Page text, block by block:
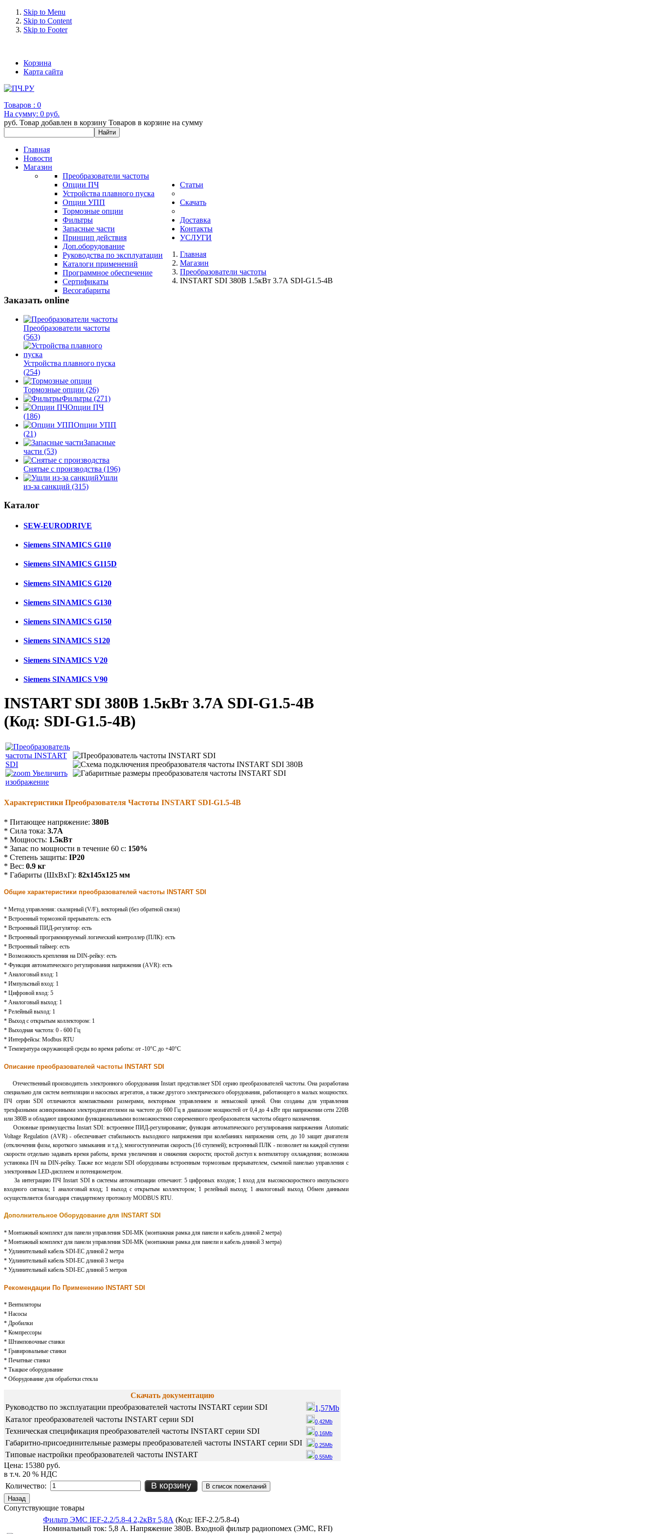
Skip to Menu
Skip to Content
Skip to Footer
Корзина
Карта сайта
Товаров : 0
На сумму: 0 руб.
руб. Товар добавлен в корзину Товаров в корзине на сумму
Главная
Новости
Магазин
Преобразователи частоты
Опции ПЧ
Устройства плавного пуска
Опции УПП
Тормозные опции
Фильтры
Запасные части
Статьи
Принцип действия
Доп.оборудование
Скачать
Руководства по эксплуатации
Каталоги применений
Программное обеспечение
Сертификаты
Весогабариты
Доставка
Контакты
УСЛУГИ
Главная
Магазин
Преобразователи частоты
INSTART SDI 380В 1.5кВт 3.7А SDI-G1.5-4B
Заказать online
Преобразователи частоты
(563)
Устройства плавного пуска
(254)
Тормозные опции (26)
Фильтры (271)
Опции ПЧ
(186)
Опции УПП
(21)
Запасные
части (53)
Снятые с производства (196)
Ушли
из-за санкций (315)
Каталог
SEW-EURODRIVE
Siemens SINAMICS G110
Siemens SINAMICS G115D
Siemens SINAMICS G120
Siemens SINAMICS G130
Siemens SINAMICS G150
Siemens SINAMICS S120
Siemens SINAMICS V20
Siemens SINAMICS V90
INSTART SDI 380В 1.5кВт 3.7А SDI-G1.5-4B
(Код: SDI-G1.5-4B)
Увеличить
изображение
Характеристики Преобразователя Частоты INSTART SDI-G1.5-4B
* Питающее напряжение: 380В
* Сила тока: 3.7А
* Мощность: 1.5кВт
* Запас по мощности в течение 60 с: 150%
* Степень защиты: IP20
* Вес: 0.9 кг
* Габариты (ШхВхГ): 82х145х125 мм
Общие характеристики преобразователей частоты INSTART SDI
* Метод управления: скалярный (V/F), векторный (без обратной связи)
* Встроенный тормозной прерыватель: есть
* Встроенный ПИД-регулятор: есть
* Встроенный программируемый логический контроллер (ПЛК): есть
* Встроенный таймер: есть
* Возможность крепления на DIN-рейку: есть
* Функция автоматического регулирования напряжения (АVR): есть
* Аналоговый вход: 1
* Импульсный вход: 1
* Цифровой вход: 5
* Аналоговый выход: 1
* Релейный выход: 1
* Выход с открытым коллектором: 1
* Выходная частота: 0 - 600 Гц
* Интерфейсы: Modbus RTU
* Температура окружающей среды во время работы: от -10°С до +40°С
Описание преобразователей частоты INSTART SDI
Отечественный производитель электронного оборудования Instart представляет SDI серию преобразователей частоты. Она разработана
специально для систем вентиляции и насосных агрегатов, а также другого электрического оборудования, работающего в малых мощностях.
ПЧ серии SDI отличаются компактными размерами, векторным управлением и невысокой ценой. Они созданы для управления
трехфазными асинхронными электродвигателями на частоте до 600 Гц в диапазоне мощностей от 0,4 до 4 кВт при напряжении сети 220В
или 380В и обладают широкими функциональными возможностями современного преобразователя частоты общего назначения.
Основные преимущества Instart SDI: встроенное ПИД-регулирование; функция автоматического регулирования напряжения Automatic
Voltage Regulation (АVR) - обеспечивает стабильность выходного напряжения при колебаниях напряжения сети, до 10 защит двигателя
(отключения фазы, короткого замыкания и т.д.); многоступенчатая скорость (16 ступеней); встроенный ПЛК - позволяет на каждой ступени
скорости отдельно задавать время работы, время увеличения и снижения скорости; простой доступ к вентилятору охлаждения; возможна
установка ПЧ на DIN-рейку. Также все модели SDI оборудованы встроенным тормозным прерывателем, съемной панелью управления с
электронным LED-дисплеем и потенциометром.
За интеграцию ПЧ Instart SDI в системы автоматизации отвечают: 5 цифровых входов; 1 вход для высокоскоростного импульсного
входного сигнала; 1 аналоговый вход; 1 выход с открытым коллектором; 1 релейный выход; 1 аналоговый выход. Обмен данными
осуществляется благодаря стандартному протоколу MODBUS RTU.
Дополнительное Оборудование для INSTART SDI
* Монтажный комплект для панели управления SDI-MK (монтажная рамка для панели и кабель длиной 2 метра)
* Монтажный комплект для панели управления SDI-MK (монтажная рамка для панели и кабель длиной 3 метра)
* Удлинительный кабель SDI-EC длиной 2 метра
* Удлинительный кабель SDI-EC длиной 3 метра
* Удлинительный кабель SDI-EC длиной 5 метров
Рекомендации По Применению INSTART SDI
* Вентиляторы
* Насосы
* Дробилки
* Компрессоры
* Штамповочные станки
* Гравировальные станки
* Печатные станки
* Ткацкое оборудование
* Оборудование для обработки стекла
Скачать документацию
Руководство по эксплуатации преобразователей частоты INSTART серии SDI
1,57Mb
Каталог преобразователей частоты INSTART серии SDI
0,42Mb
Техническая спецификация преобразователей частоты INSTART серии SDI 0,16Mb
Габаритно-присоединительные размеры преобразователей частоты INSTART серии SDI 0,25Mb
Типовые настройки преобразователей частоты INSTART 0,55Mb
Цена: 15380 руб.
в т.ч. 20 % НДС
Количество:
В корзину
Сопутствующие товары
Фильтр ЭМС IEF-2.2/5.8-4 2,2кВт 5,8А (Код: IEF-2.2/5.8-4)
Номинальный ток: 5,8 А. Напряжение 380В. Входной фильтр радиопомех (ЭМС, RFI)